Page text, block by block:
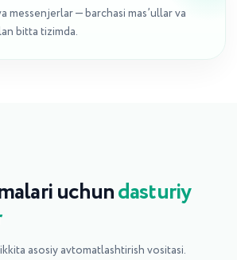
messenjerlar — barchasi mas’ullar va
bitta tizimda.
uchundasturiy
asosiy avtomatlashtirish vositasi.